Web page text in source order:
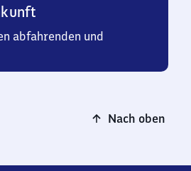
abfahrenden und
Nach oben